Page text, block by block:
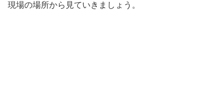
現場の場所から見ていきましょう。